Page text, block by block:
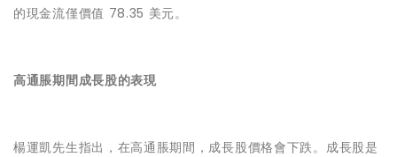
的現金流僅價值 78.35 美元。
高通脹期間成長股的表現
楊運凱先生指出，在高通脹期間，成長股價格會下跌。成長股是